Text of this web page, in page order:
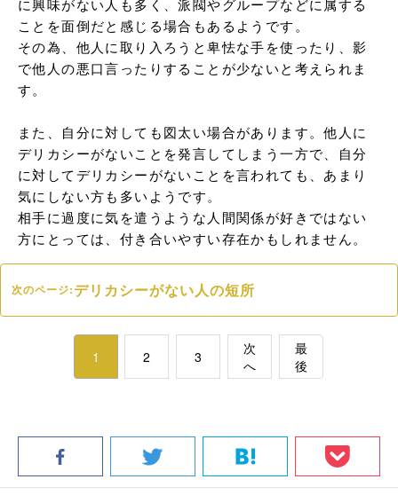
に興味がない人も多く、派閥やグループなどに属する
ことを面倒だと感じる場合もあるようです。
その為、他人に取り入ろうと卑怯な手を使ったり、影
で他人の悪口言ったりすることが少ないと考えられま
す。
また、自分に対しても図太い場合があります。他人に
デリカシーがないことを発言してしまう一方で、自分
に対してデリカシーがないことを言われても、あまり
気にしない方も多いようです。
相手に過度に気を遣うような人間関係が好きではない
方にとっては、付き合いやすい存在かもしれません。
次のページ:デリカシーがない人の短所
1 2 3
次
へ
最
後